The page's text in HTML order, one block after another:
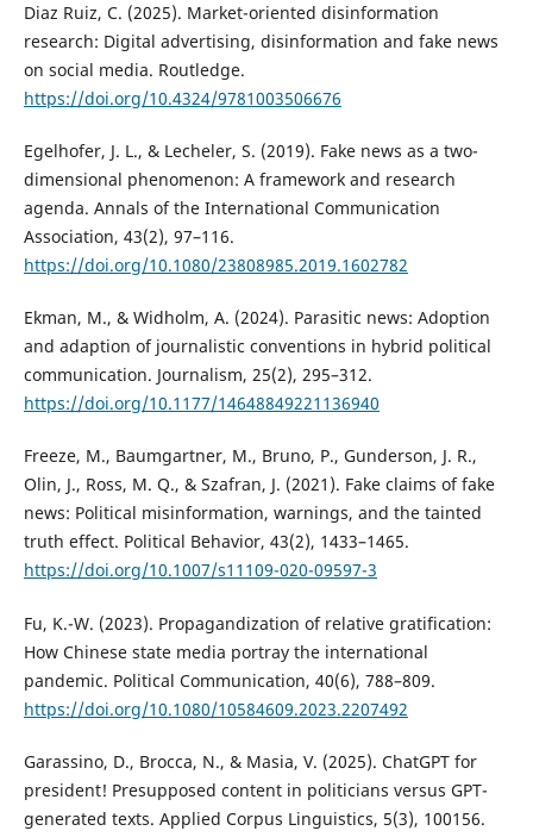
Diaz Ruiz, C. (2025). Market-oriented disinformation
research: Digital advertising, disinformation and fake news
on social media. Routledge.
https://doi.org/10.4324/9781003506676
Egelhofer, J. L., & Lecheler, S. (2019). Fake news as a two-
dimensional phenomenon: A framework and research
agenda. Annals of the International Communication
Association, 43(2), 97–116.
https://doi.org/10.1080/23808985.2019.1602782
Ekman, M., & Widholm, A. (2024). Parasitic news: Adoption
and adaption of journalistic conventions in hybrid political
communication. Journalism, 25(2), 295–312.
https://doi.org/10.1177/14648849221136940
Freeze, M., Baumgartner, M., Bruno, P., Gunderson, J. R.,
Olin, J., Ross, M. Q., & Szafran, J. (2021). Fake claims of fake
news: Political misinformation, warnings, and the tainted
truth effect. Political Behavior, 43(2), 1433–1465.
https://doi.org/10.1007/s11109-020-09597-3
Fu, K.-W. (2023). Propagandization of relative gratification:
How Chinese state media portray the international
pandemic. Political Communication, 40(6), 788–809.
https://doi.org/10.1080/10584609.2023.2207492
Garassino, D., Brocca, N., & Masia, V. (2025). ChatGPT for
president! Presupposed content in politicians versus GPT-
generated texts. Applied Corpus Linguistics, 5(3), 100156.